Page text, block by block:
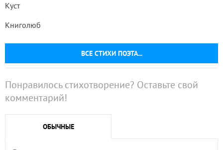
ВСЕ СТИХИ ПОЭТА...
Куст
Книголюб
Понравилось стихотворение? Оставьте свой
комментарий!
ОБЫЧНЫЕ